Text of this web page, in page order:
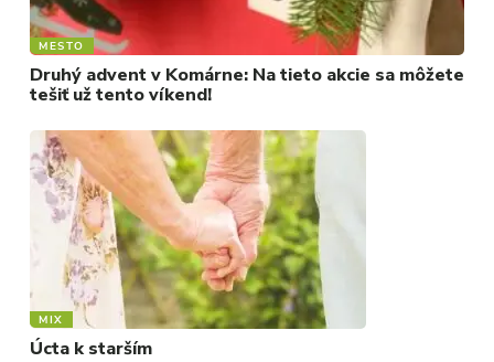
VIDEO
MESTO
Druhý advent v Komárne: Na tieto akcie sa môžete
tešiť už tento víkend!
MIX
Úcta k starším